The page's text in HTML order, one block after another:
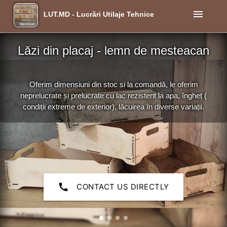
LUT.MD - Lucrări Utilaje Tehnice menu
call CONTACT US DIRECTLY
Lăzi din placaj - lemn de mesteacan
Oferim dimensiuni din stoc si la comandă, le oferim
neprelucrate și prelucrate cu lac rezistent la apa, îngheț (
condiții extreme de exterior), lăcuirea în diverse variații.